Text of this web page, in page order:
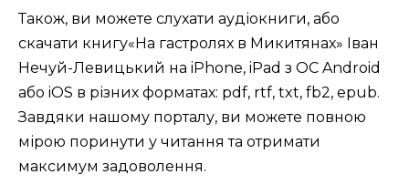
Також, ви можете слухати аудіокниги, або
скачати книгу«На гастролях в Микитянах» Іван
Нечуй-Левицький на iPhone, iPad з ОС Android
або iOS в різних форматах: pdf, rtf, txt, fb2, epub.
Завдяки нашому порталу, ви можете повною
мірою поринути у читання та отримати
максимум задоволення.